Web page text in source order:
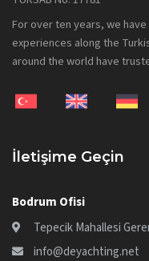
For over ten years, we
experiences along the
around the world have
İletişime Geçin
Bodrum Ofisi
Tepecik Mahallesi
info@deyachting.net